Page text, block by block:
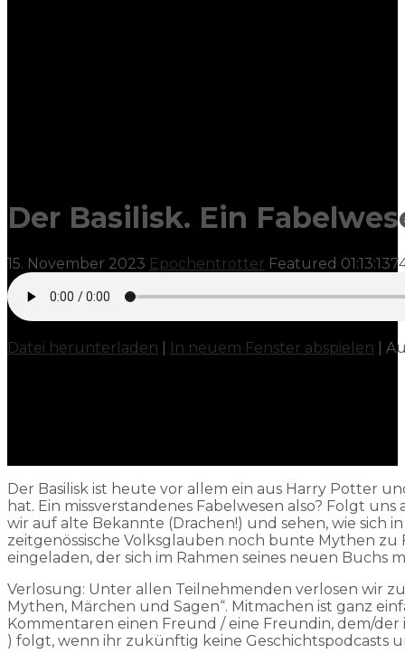
Der Basilisk. Ein
15. November 2023 Epochentrotter Featured 01:13:13
Datei herunterladen In neuem Fenster abspielen
Der Basilisk ist heute vor allem ein aus Harry Potter
hat. Ein missverstandenes Fabelwesen also? Folgt
wir auf alte Bekannte (Drachen!) und sehen, wie
zeitgenössische Volksglauben noch bunte Mythen
eingeladen, der sich im Rahmen seines neuen Buchs
Verlosung: Unter allen Teilnehmenden verlosen wir
Mythen, Märchen und Sagen“. Mitmachen ist ganz
Kommentaren einen Freund / eine Freundin, dem/
) folgt, wenn ihr zukünftig keine Geschichtspodcasts